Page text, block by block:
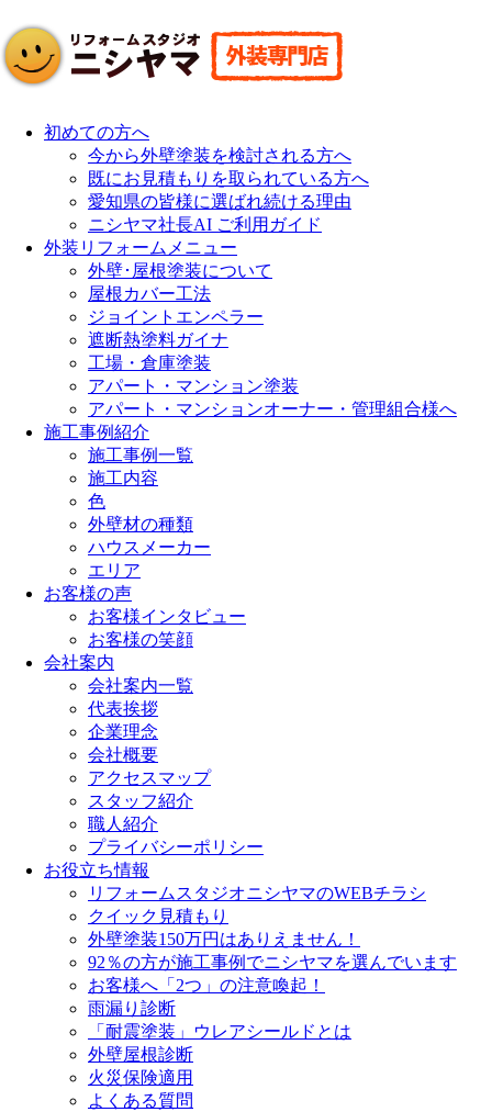
初めての方へ
今から外壁塗装を検討される方へ
既にお見積もりを取られている方へ
愛知県の皆様に選ばれ続ける理由
ニシヤマ社長AI ご利用ガイド
外装リフォームメニュー
外壁･屋根塗装について
屋根カバー工法
ジョイントエンペラー
遮断熱塗料ガイナ
工場・倉庫塗装
アパート・マンション塗装
アパート・マンションオーナー・管理組合様へ
施工事例紹介
施工事例一覧
施工内容
色
外壁材の種類
ハウスメーカー
エリア
お客様の声
お客様インタビュー
お客様の笑顔
会社案内
会社案内一覧
代表挨拶
企業理念
会社概要
アクセスマップ
スタッフ紹介
職人紹介
プライバシーポリシー
お役立ち情報
リフォームスタジオニシヤマのWEBチラシ
クイック見積もり
外壁塗装150万円はありえません！
92％の方が施工事例でニシヤマを選んでいます
お客様へ「2つ」の注意喚起！
雨漏り診断
「耐震塗装」ウレアシールドとは
外壁屋根診断
火災保険適用
よくある質問